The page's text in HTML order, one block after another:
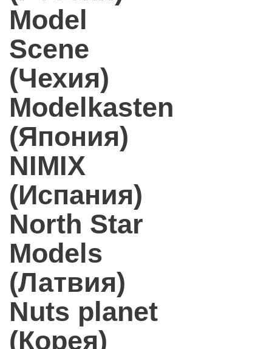
Model
Scene
(Чехия)
Modelkasten
(Япония)
NIMIX
(Испания)
North Star
Models
(Латвия)
Nuts planet
(Корея)